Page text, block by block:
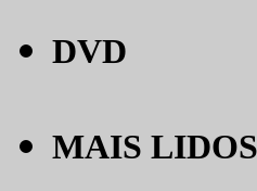
DVD
MAIS